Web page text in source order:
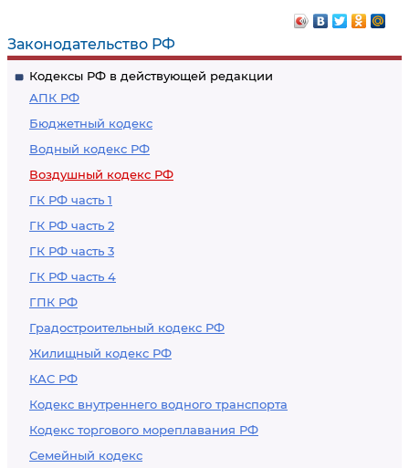
Законодательство РФ
Кодексы РФ в действующей редакции
АПК РФ
Бюджетный кодекс
Водный кодекс РФ
Воздушный кодекс РФ
ГК РФ часть 1
ГК РФ часть 2
ГК РФ часть 3
ГК РФ часть 4
ГПК РФ
Градостроительный кодекс РФ
Жилищный кодекс РФ
КАС РФ
Кодекс внутреннего водного транспорта
Кодекс торгового мореплавания РФ
Семейный кодекс
персонала
государственной
авиации
согласно перечню
специалистов
авиационного
персонала